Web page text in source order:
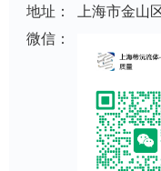
地址：
上海市金山
微信：